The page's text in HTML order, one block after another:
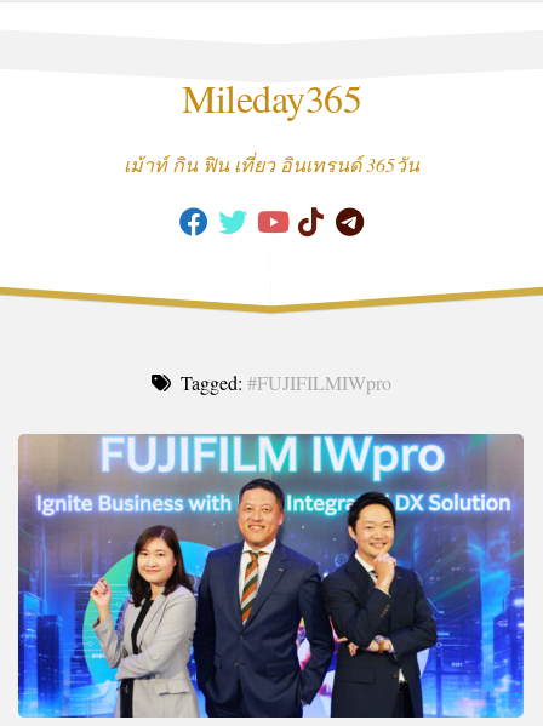
Mileday365
เม้าท์ กิน ฟิน เที่ยว อินเทรนด์ 365วัน
Tagged: #FUJIFILMIWpro